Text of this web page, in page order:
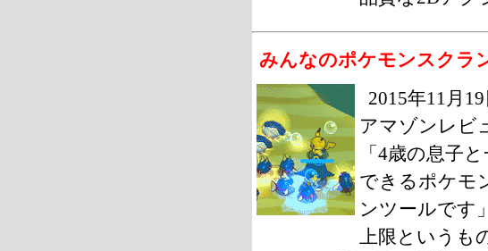
みんなのポケモンスクラ
2015年11月
アマゾンレビ
「4歳の息子
できるポケモ
ンツールです
上限という